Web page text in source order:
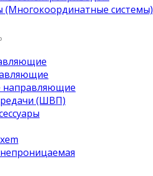
(Многокоординатные системы)
направляющие
(ШВП)